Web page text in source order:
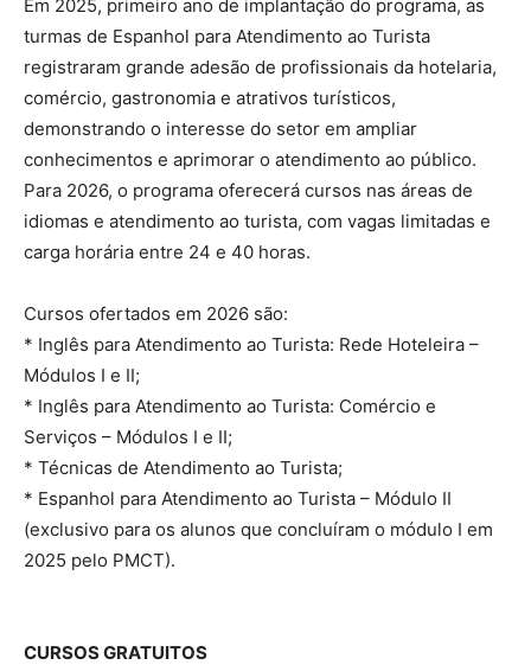
Em 2025, primeiro ano de implantação do programa, as
turmas de Espanhol para Atendimento ao Turista
registraram grande adesão de profissionais da hotelaria,
comércio, gastronomia e atrativos turísticos,
demonstrando o interesse do setor em ampliar
conhecimentos e aprimorar o atendimento ao público.
Para 2026, o programa oferecerá cursos nas áreas de
idiomas e atendimento ao turista, com vagas limitadas e
carga horária entre 24 e 40 horas.
Cursos ofertados em 2026 são:
* Inglês para Atendimento ao Turista: Rede Hoteleira –
Módulos I e II;
* Inglês para Atendimento ao Turista: Comércio e
Serviços – Módulos I e II;
* Técnicas de Atendimento ao Turista;
* Espanhol para Atendimento ao Turista – Módulo II
(exclusivo para os alunos que concluíram o módulo I em
2025 pelo PMCT).
CURSOS GRATUITOS